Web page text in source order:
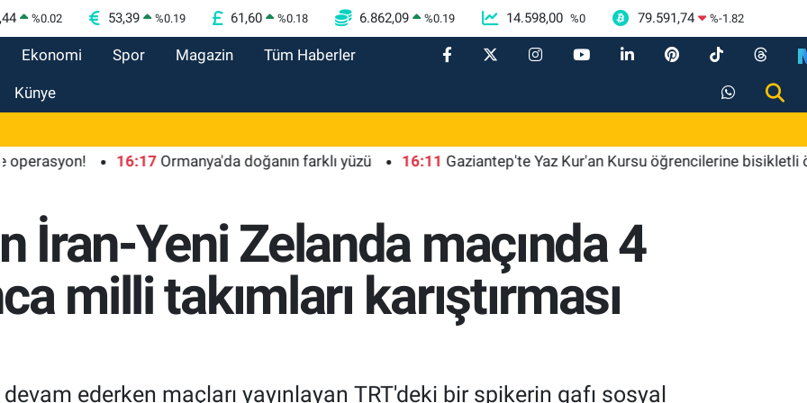
%0.02 53,39 %0.19 61,60 %0.18 6.862,09 %0.19 14.598,00 %0 79.591,74 %-1.82
Ekonomi Spor Magazin Tüm Haberler
Künye
16:17 Ormanya'da doğanın farklı yüzü 16:11 Gaziantep'te Yaz Kur'an Kursu öğrencilerine bisikletli ödül
İran-Yeni Zelanda maçında 4
milli takımları karıştırması
devam ederken maçları yayınlayan TRT'deki bir spikerin gafı sosyal